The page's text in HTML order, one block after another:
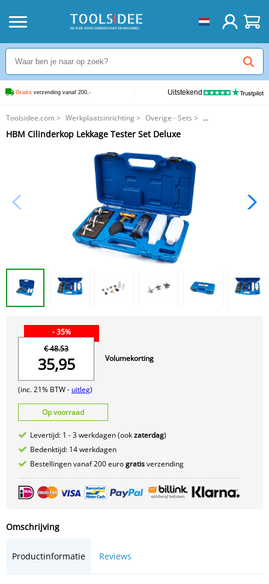
Gratis verzending vanaf 200,- Uitstekend
Toolsidee.com > Werkplaatsinrichting > Overige - Sets >
HBM Cilinderkop Lekkage Tester Set Deluxe
HBM Cilinderkop Lekkage Tester Set Deluxe
- 35%
€ 48.53
35,95
(inc. 21% BTW - uitleg)
Volumekorting
Op voorraad
Levertijd: 1 - 3 werkdagen (ookzaterdag)
Bedenktijd: 14 werkdagen
Bestellingen vanaf 200 eurogratisverzending
Omschrijving
Productinformatie Reviews